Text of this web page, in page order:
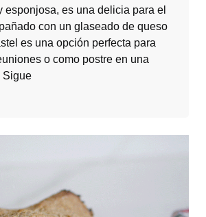
esponjosa, es una delicia para el
con un glaseado de queso
es una opción perfecta para
o como postre en una
Sigue